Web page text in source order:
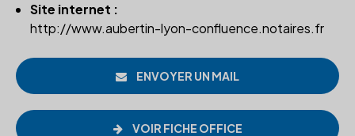
Site internet :
http://www.aubertin-lyon-confluence.notaires.fr
ENVOYER UN MAIL
VOIR FICHE OFFICE